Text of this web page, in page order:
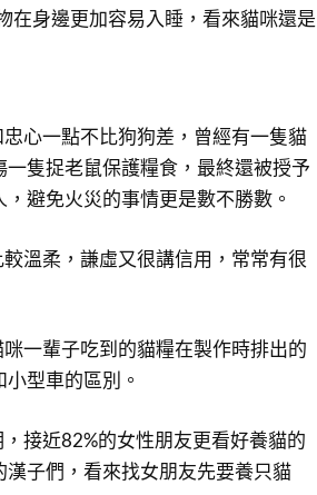
在身邊更加容易入睡，看來貓咪還是
心一點不比狗狗差，曾經有一隻貓
隻捉老鼠保護糧食，最終還被授予
避免火災的事情更是數不勝數。
溫柔，謙虛又很講信用，常常有很
一輩子吃到的貓糧在製作時排出的
型車的區別。
接近82%的女性朋友更看好養貓的
子們，看來找女朋友先要養只貓